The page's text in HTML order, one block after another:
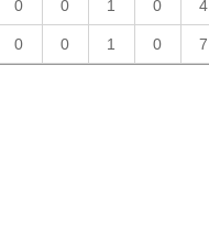
0 0 1 0 4
0 0 1 0 7